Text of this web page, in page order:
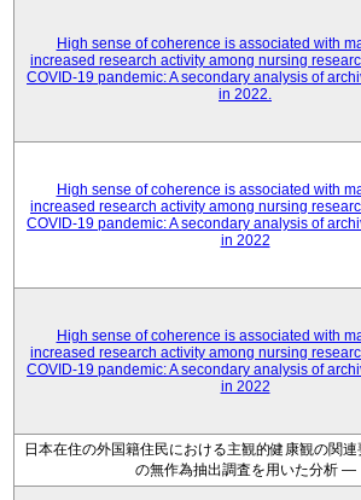
High sense of coherence is associated with
increased research activity among nursing
COVID-19 pandemic: A secondary analysis of
in 2022.
High sense of coherence is associated with
increased research activity among nursing
COVID-19 pandemic: A secondary analysis of
in 2022
High sense of coherence is associated with
increased research activity among nursing
COVID-19 pandemic: A secondary analysis of
in 2022
日本在住の外国籍住民における主観的健康観の関
の無作為抽出調査を用いた分析 ―